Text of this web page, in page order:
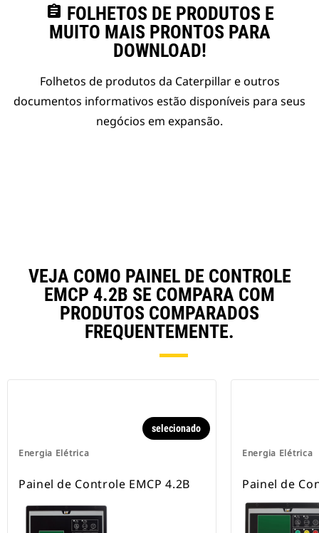
assignment FOLHETOS DE PRODUTOS E
MUITO MAIS PRONTOS PARA
DOWNLOAD!
Folhetos de produtos da Caterpillar e outros
documentos informativos estão disponíveis para seus
negócios em expansão.
VEJA COMO PAINEL DE CONTROLE
EMCP 4.2B SE COMPARA COM
PRODUTOS COMPARADOS
FREQUENTEMENTE.
Energia Elétrica
selecionado
Painel de Controle EMCP 4.2B
Energia Elétrica
Painel de